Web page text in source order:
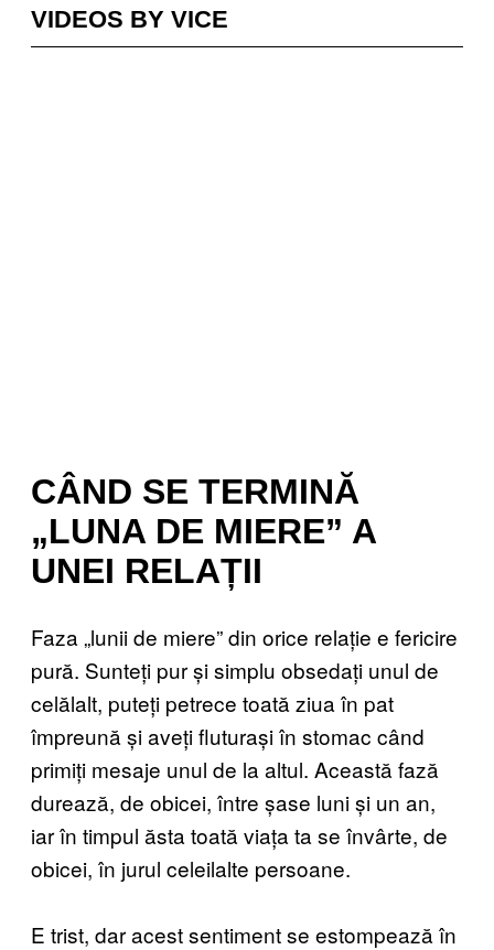
VIDEOS BY VICE
CÂND SE TERMINĂ
„LUNA DE MIERE” A
UNEI RELAȚII
Faza „lunii de miere” din orice relație e fericire
pură. Sunteți pur și simplu obsedați unul de
celălalt, puteți petrece toată ziua în pat
împreună și aveți fluturași în stomac când
primiți mesaje unul de la altul. Această fază
durează, de obicei, între șase luni și un an,
iar în timpul ăsta toată viața ta se învârte, de
obicei, în jurul celeilalte persoane.
E trist, dar acest sentiment se estompează în